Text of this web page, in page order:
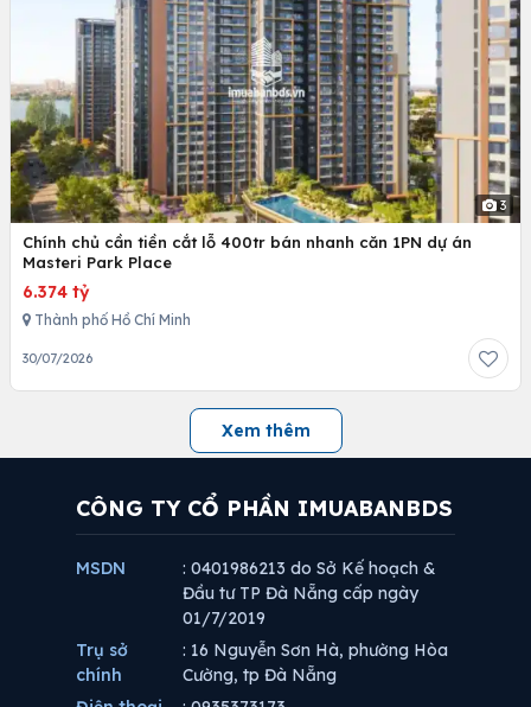
3
Chính chủ cần tiền cắt lỗ 400tr bán nhanh căn 1PN dự án
Masteri Park Place
6.374 tỷ
Thành phố Hồ Chí Minh
30/07/2026
Xem thêm
CÔNG TY CỔ PHẦN IMUABANBDS
MSDN
: 0401986213 do Sở Kế hoạch &
Đầu tư TP Đà Nẵng cấp ngày
01/7/2019
Trụ sở
chính
: 16 Nguyễn Sơn Hà, phường Hòa
Cường, tp Đà Nẵng